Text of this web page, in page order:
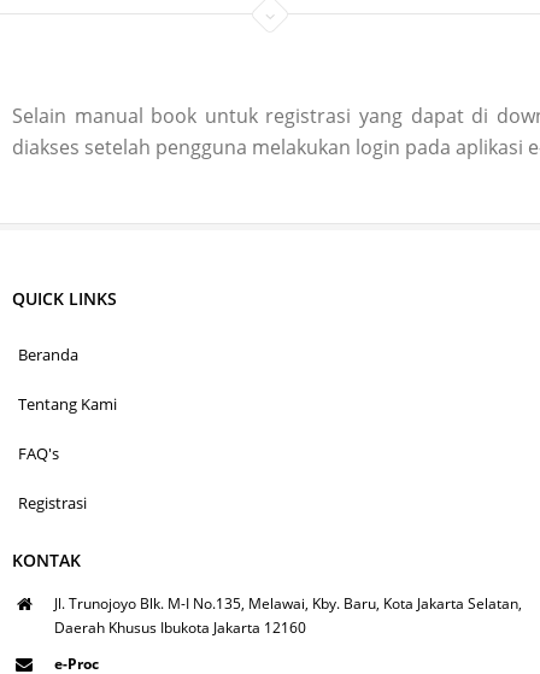
Selain manual book untuk registrasi yang dapat di
diakses setelah pengguna melakukan login pada aplikasi
QUICK LINKS
Beranda
Tentang Kami
FAQ's
Registrasi
KONTAK
Jl. Trunojoyo Blk. M-I No.135, Melawai, Kby. Baru, Kota Jakarta Selatan,
Daerah Khusus Ibukota Jakarta 12160
e-Proc